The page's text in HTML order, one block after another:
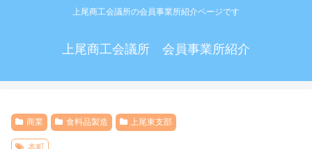
上尾商工会議所の会員事業所紹介ページです
上尾商工会議所 会員事業所紹介
商業 食料品製造 上尾東支部